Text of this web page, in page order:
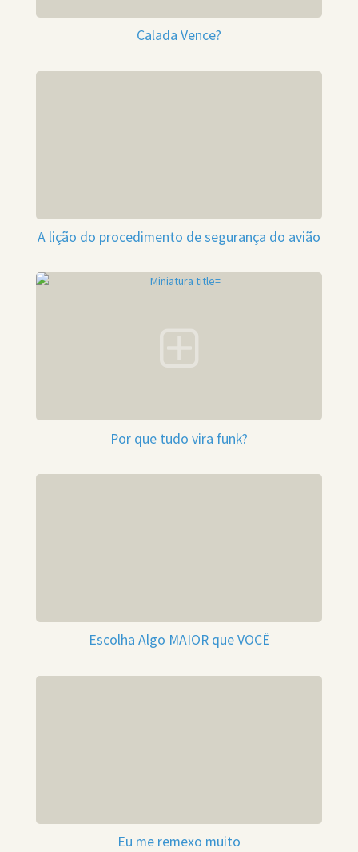
Calada Vence?
A lição do procedimento de segurança do avião
Por que tudo vira funk?
Escolha Algo MAIOR que VOCÊ
Eu me remexo muito